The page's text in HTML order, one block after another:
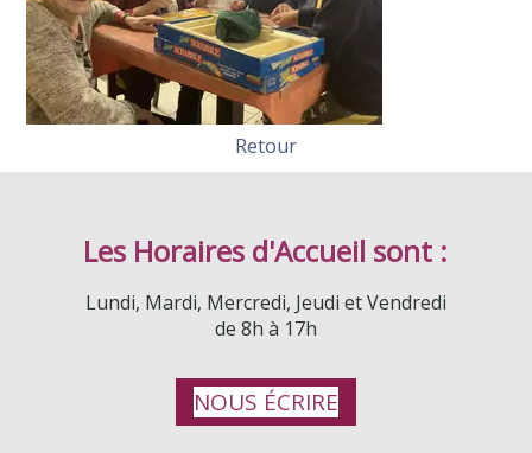
Retour
Les Horaires d'Accueil sont :
Lundi, Mardi, Mercredi, Jeudi et Vendredi
de 8h à 17h
NOUS ÉCRIRE